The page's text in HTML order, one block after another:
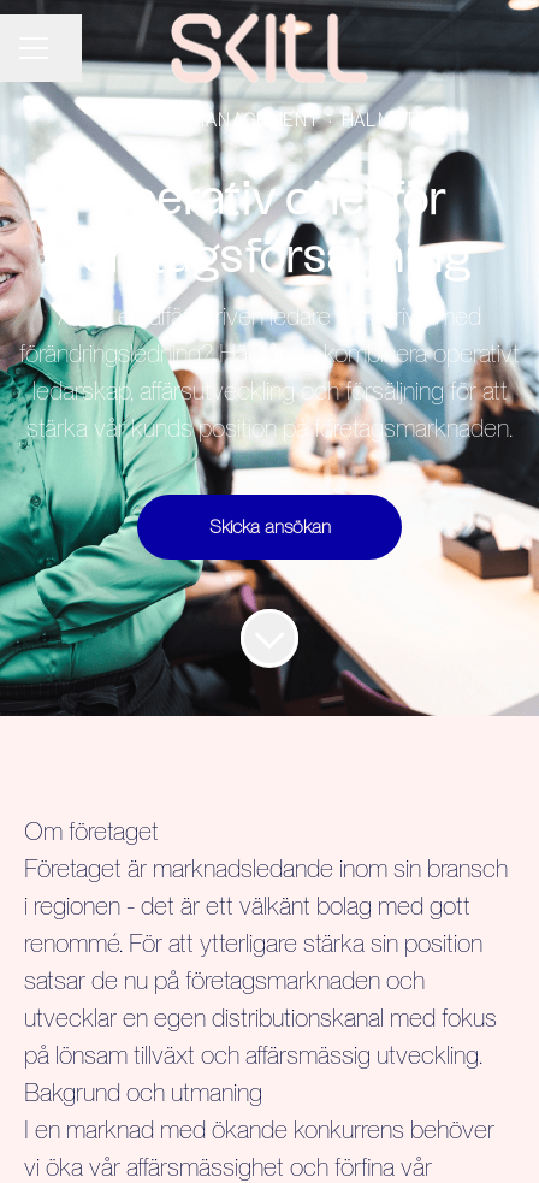
KARRIÄRMENY
Dela sidan
LEDNING/MANAGEMENT · HALMSTAD
Operativ chef för
företagsförsäljning
Är du en affärsdriven ledare som trivs med
förändringsledning? Här får du kombinera operativt
ledarskap, affärsutveckling och försäljning för att
stärka vår kunds position på företagsmarknaden.
Skicka ansökan
Om företaget
Företaget är marknadsledande inom sin bransch
i regionen - det är ett välkänt bolag med gott
renommé. För att ytterligare stärka sin position
satsar de nu på företagsmarknaden och
utvecklar en egen distributionskanal med fokus
på lönsam tillväxt och affärsmässig utveckling.
Bakgrund och utmaning
I en marknad med ökande konkurrens behöver
vi öka vår affärsmässighet och förfina vår